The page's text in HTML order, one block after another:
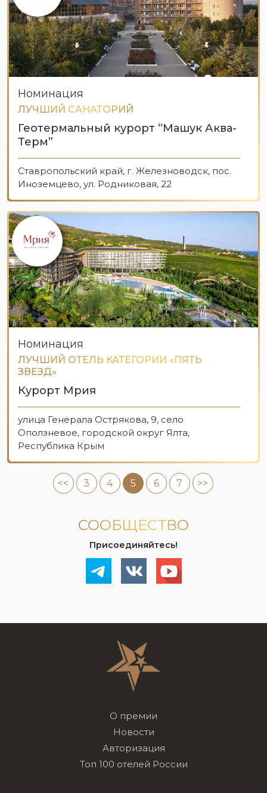
Номинация
ЛУЧШИЙ САНАТОРИЙ
Геотермальный курорт “Машук Аква-
Терм”
Ставропольский край, г. Железноводск, пос.
Иноземцево, ул. Родниковая, 22
Номинация
ЛУЧШИЙ ОТЕЛЬ КАТЕГОРИИ «ПЯТЬ
ЗВЕЗД»
Курорт Мрия
улица Генерала Острякова, 9, село
Оползневое, городской округ Ялта,
Республика Крым
<< 3 4 5 6 7 >>
СООБЩЕСТВО
Присоединяйтесь!
О премии
Новости
Авторизация
Топ 100 отелей России